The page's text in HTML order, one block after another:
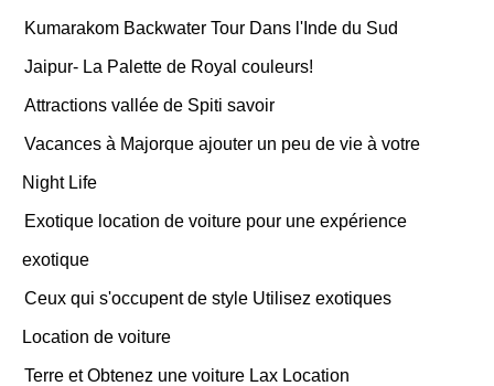
Kumarakom Backwater Tour Dans l'Inde du Sud
Jaipur- La Palette de Royal couleurs!
Attractions vallée de Spiti savoir
Vacances à Majorque ajouter un peu de vie à votre
Night Life
Exotique location de voiture pour une expérience
exotique
Ceux qui s'occupent de style Utilisez exotiques
Location de voiture
Terre et Obtenez une voiture Lax Location